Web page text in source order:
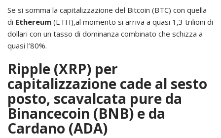
Se si somma la capitalizzazione del Bitcoin (BTC) con quella
di Ethereum (ETH),al momento si arriva a quasi 1,3 trilioni di
dollari con un tasso di dominanza combinato che schizza a
quasi l’80%.
Ripple (XRP) per
capitalizzazione cade al sesto
posto, scavalcata pure da
Binancecoin (BNB) e da
Cardano (ADA)